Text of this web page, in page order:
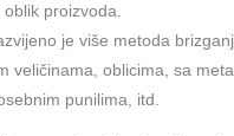
proizvoda.
je više metoda
veličinama, oblicima, sa
punilima, itd.